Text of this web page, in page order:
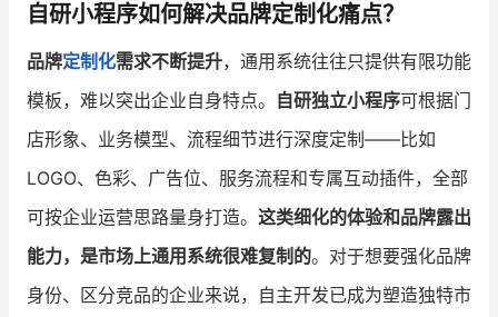
商家社区 社群交流
合作共进
认证服务商 设计服务商
有赞云 数据通服务
自研小程序如何解决品牌定制化痛点？
品牌定制化需求不断提升，通用系统往往只提供有限功能
模板，难以突出企业自身特点。 自研独立小程序可根据门
店形象、业务模型、流程细节进行深度定制——比如
LOGO、色彩、广告位、服务流程和专属互动插件，全部
可按企业运营思路量身打造。 这类细化的体验和品牌露出
能力，是市场上通用系统很难复制的。对于想要强化品牌
身份、区分竞品的企业来说，自主开发已成为塑造独特市